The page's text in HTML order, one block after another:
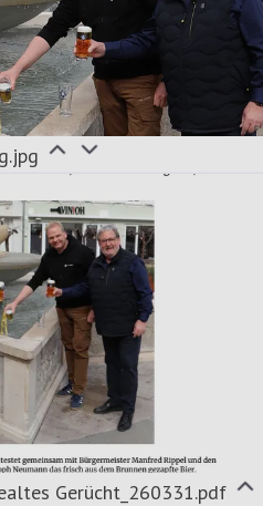
Gerücht_260331.pdf